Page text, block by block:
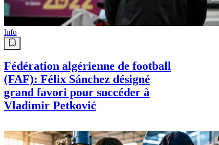
Info
Fédération algérienne de football
(FAF): Félix Sánchez désigné
grand favori pour succéder à
Vladimir Petković